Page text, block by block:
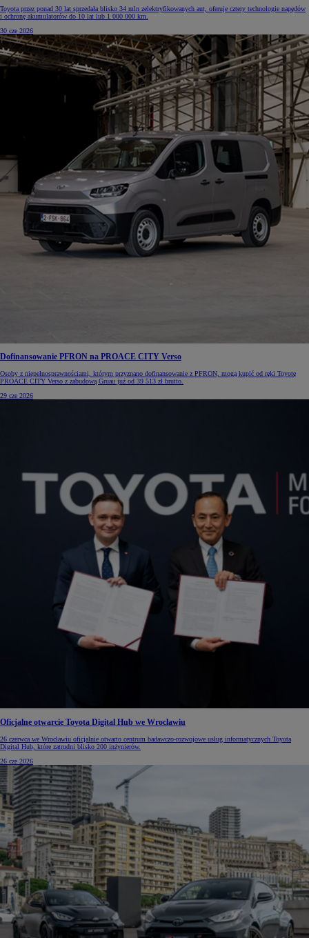
Toyota przez ponad 30 lat sprzedała blisko 34 mln zelektryfikowanych aut, oferuje cztery technologie napędów
i ochronę akumulatorów do 10 lat lub 1 000 000 km.
30 cze 2026
Dofinansowanie PFRON na PROACE CITY Verso
Osoby z niepełnosprawnościami, którym przyznano dofinansowanie z PFRON, mogą kupić od ręki Toyotę
PROACE CITY Verso z zabudową Gruau już od 39 513 zł brutto.
29 cze 2026
Oficjalne otwarcie Toyota Digital Hub we Wrocławiu
26 czerwca we Wrocławiu oficjalnie otwarto centrum badawczo-rozwojowe usług informatycznych Toyota
Digital Hub, które zatrudni blisko 200 inżynierów.
26 cze 2026